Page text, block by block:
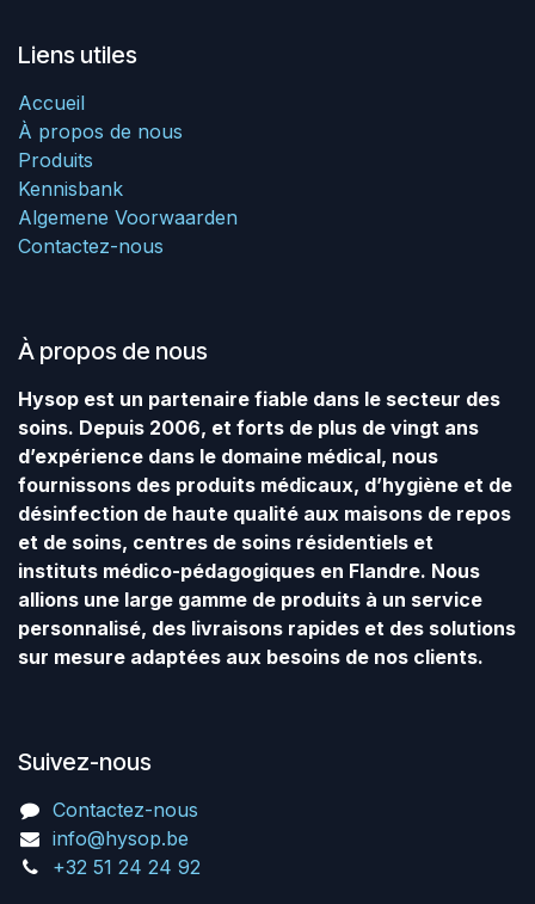
Liens utiles
Accueil
À propos de nous
Produits
Kennisbank
Algemene Voorwaarden
Contactez-nous
À propos de nous
Hysop est un partenaire fiable dans le secteur des
soins. Depuis 2006, et forts de plus de vingt ans
d’expérience dans le domaine médical, nous
fournissons des produits médicaux, d’hygiène et de
désinfection de haute qualité aux maisons de repos
et de soins, centres de soins résidentiels et
instituts médico-pédagogiques en Flandre. Nous
allions une large gamme de produits à un service
personnalisé, des livraisons rapides et des solutions
sur mesure adaptées aux besoins de nos clients.
Suivez-nous
Contactez-nous
info@hysop.be
+32 51 24 24 92